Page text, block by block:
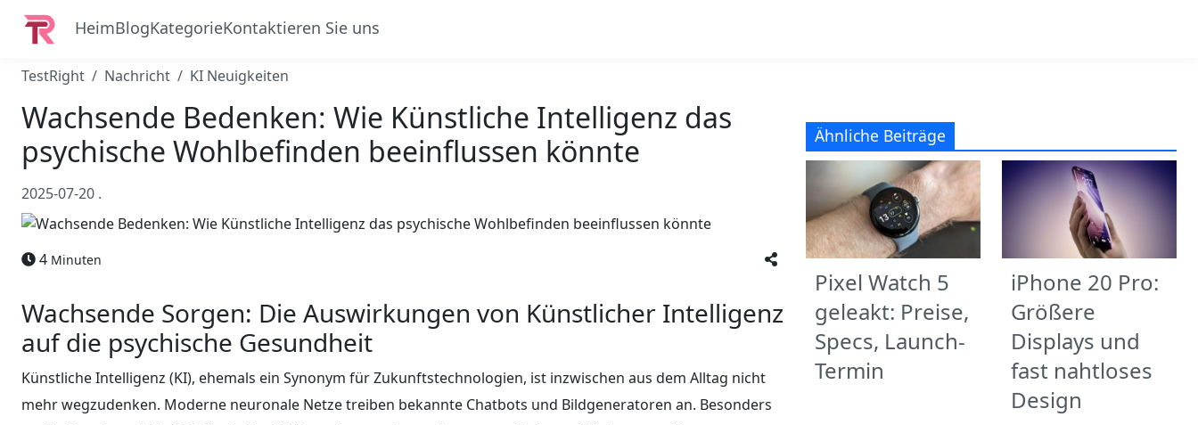
HeimBlogKategorieKontaktieren Sie uns
TestRight Nachricht KI Neuigkeiten
Wachsende Bedenken: Wie Künstliche Intelligenz das
psychische Wohlbefinden beeinflussen könnte
2025-07-20 .
4 Minuten
Wachsende Sorgen: Die Auswirkungen von Künstlicher Intelligenz
auf die psychische Gesundheit
Künstliche Intelligenz (KI), ehemals ein Synonym für Zukunftstechnologien, ist inzwischen aus dem Alltag nicht
mehr wegzudenken. Moderne neuronale Netze treiben bekannte Chatbots und Bildgeneratoren an. Besonders
Ähnliche Beiträge
Pixel Watch 5
geleakt: Preise,
Specs, Launch-
Termin
iPhone 20 Pro:
Größere
Displays und
fast nahtloses
Design